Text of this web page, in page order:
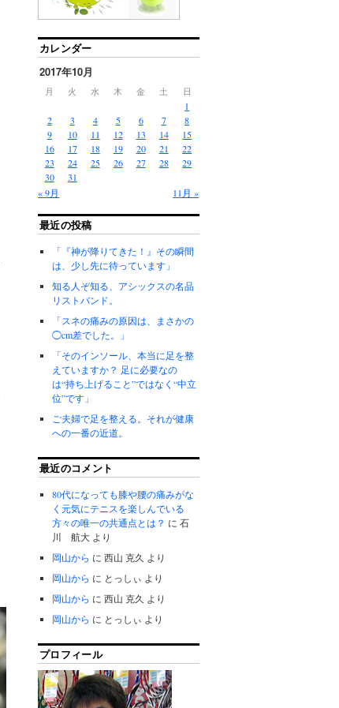
カレンダー
2017年10月
月 火 水 木 金 土 日
« 9月 11月 »
1
2
3 4 5 6 7
8
9
10 11 12 13 14
15
16
17 18 19 20 21
22
23
24 25 26 27 28
29
30
31
最近の投稿
「『神が降りてきた！』その瞬間
は、少し先に待っています」
知る人ぞ知る、アシックスの名品
リストバンド。
「スネの痛みの原因は、まさかの
◯cm差でした。」
「そのインソール、本当に足を整
えていますか？ 足に必要なの
は“持ち上げること”ではなく“中立
位”です」
ご夫婦で足を整える。それが健康
への一番の近道。
最近のコメント
80代になっても膝や腰の痛みがな
く元気にテニスを楽しんでいる
方々の唯一の共通点とは？ に石
川 航大 より
岡山から に西山 克久 より
岡山から に とっしぃ より
岡山から に西山 克久 より
岡山から に とっしぃ より
プロフィール